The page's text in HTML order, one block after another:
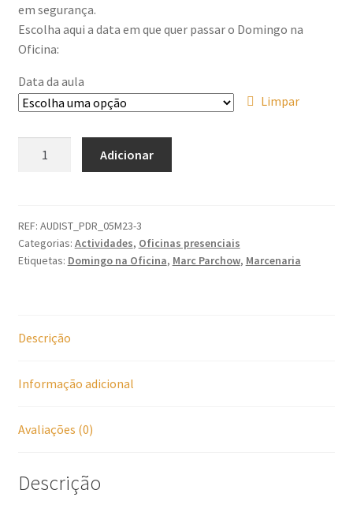
em segurança.
Escolha aqui a data em que quer passar o Domingo na
Oficina:
Data da aula
Limpar
na
Oficina
Adicionar
REF: AUDIST_PDR_05M23-3
Categorias: Actividades, Oficinas presenciais
Etiquetas: Domingo na Oficina, Marc Parchow, Marcenaria
Descrição
Informação adicional
Avaliações (0)
Descrição